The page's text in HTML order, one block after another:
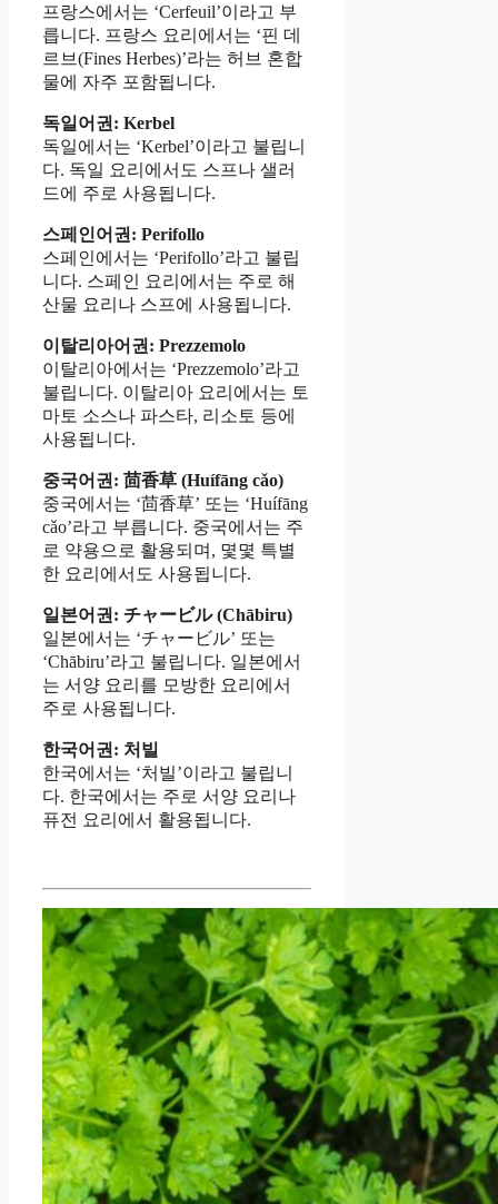
프랑스에서는 ‘Cerfeuil’이라고 부
릅니다. 프랑스 요리에서는 ‘핀 데
르브(Fines Herbes)’라는 허브 혼합
물에 자주 포함됩니다.
독일어권: Kerbel
독일에서는 ‘Kerbel’이라고 불립니
다. 독일 요리에서도 스프나 샐러
드에 주로 사용됩니다.
스페인어권: Perifollo
스페인에서는 ‘Perifollo’라고 불립
니다. 스페인 요리에서는 주로 해
산물 요리나 스프에 사용됩니다.
이탈리아어권: Prezzemolo
이탈리아에서는 ‘Prezzemolo’라고
불립니다. 이탈리아 요리에서는 토
마토 소스나 파스타, 리소토 등에
사용됩니다.
중국어권: 茴香草 (Huífāng cǎo)
중국에서는 ‘茴香草’ 또는 ‘Huífāng
cǎo’라고 부릅니다. 중국에서는 주
로 약용으로 활용되며, 몇몇 특별
한 요리에서도 사용됩니다.
일본어권: チャービル (Chābiru)
일본에서는 ‘チャービル’ 또는
‘Chābiru’라고 불립니다. 일본에서
는 서양 요리를 모방한 요리에서
주로 사용됩니다.
한국어권: 처빌
한국에서는 ‘처빌’이라고 불립니
다. 한국에서는 주로 서양 요리나
퓨전 요리에서 활용됩니다.